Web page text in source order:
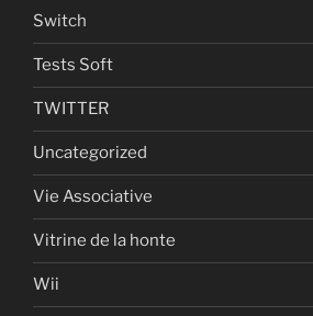
Switch
Tests Soft
TWITTER
Uncategorized
Vie Associative
Vitrine de la honte
Wii